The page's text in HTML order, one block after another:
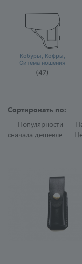
Кобуры, Кофры,
Ситема ношения
(47)
Сортировать по:
Популярности
сначала дешевле